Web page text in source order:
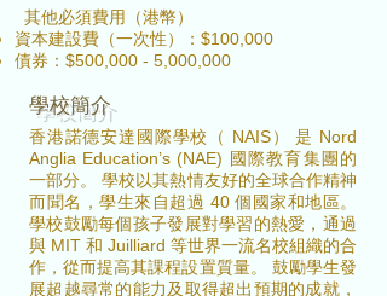
其他必須費用（港幣）
資本建設費（一次性）：$100,000
債券：$500,000 - 5,000,000
學校簡介
香港諾德安達國際學校（ NAIS） 是 Nord
Anglia Education’s (NAE) 國際教育集團的
一部分。 學校以其熱情友好的全球合作精神
而聞名，學生來自超過 40 個國家和地區。
學校鼓勵每個孩子發展對學習的熱愛，通過
與 MIT 和 Juilliard 等世界一流名校組織的合
作，從而提高其課程設置質量。 鼓勵學生發
展超越尋常的能力及取得超出預期的成就，